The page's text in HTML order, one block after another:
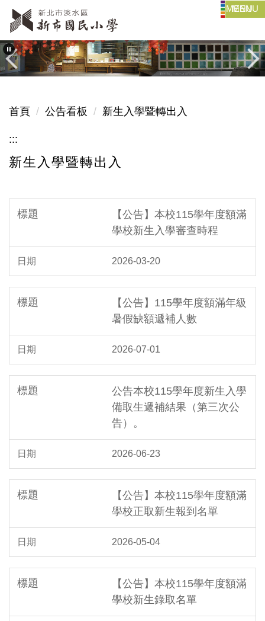
跳
到
主
要
內
區
MENU
首頁 公告看板 新生入學暨轉出入
:::
新生入學暨轉出入
【公告】本校115學年度額滿
學校新生入學審查時程
2026-03-20
【公告】115學年度額滿年級
暑假缺額遞補人數
2026-07-01
公告本校115學年度新生入學
備取生遞補結果（第三次公
告）。
2026-06-23
【公告】本校115學年度額滿
學校正取新生報到名單
2026-05-04
【公告】本校115學年度額滿
學校新生錄取名單